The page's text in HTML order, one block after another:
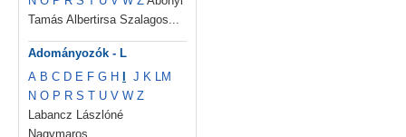
Tamás Albertirsa Szalagos...
Adományozók - L
A B C D E F G H J K LM
N O P R S T U V W Z
Labancz Lászlóné
Nagymaros...